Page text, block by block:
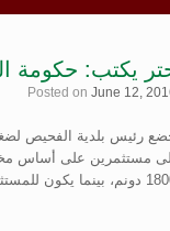
يكتب: حكومة
Posted on June 12,
رئيس بلدية الفحيص
للمستثمر الحق في إقامة أي مشاريع أو التنظيم […]